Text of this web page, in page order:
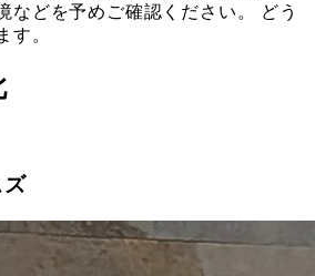
などを予めご確認ください。 どう
す。